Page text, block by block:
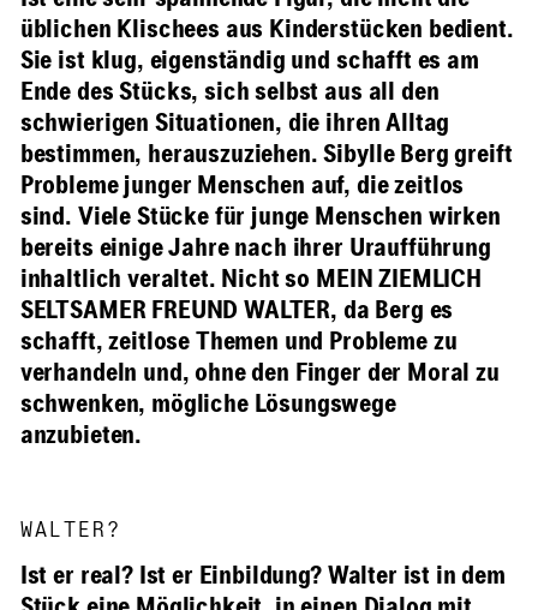
üblichen Klischees aus Kinderstücken bedient.
Sie ist klug, eigenständig und schafft es am
Ende des Stücks, sich selbst aus all den
schwierigen Situationen, die ihren Alltag
bestimmen, herauszuziehen. Sibylle Berg greift
Probleme junger Menschen auf, die zeitlos
sind. Viele Stücke für junge Menschen wirken
bereits einige Jahre nach ihrer Uraufführung
inhaltlich veraltet. Nicht so MEIN ZIEMLICH
SELTSAMER FREUND WALTER, da Berg es
schafft, zeitlose Themen und Probleme zu
verhandeln und, ohne den Finger der Moral zu
schwenken, mögliche Lösungswege
anzubieten.
WALTER?
Ist er real? Ist er Einbildung? Walter ist in dem